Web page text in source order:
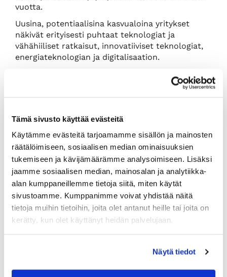
Tämä sivusto käyttää evästeitä
Käytämme evästeitä tarjoamamme sisällön ja mainosten
räätälöimiseen, sosiaalisen median ominaisuuksien
tukemiseen ja kävijämäärämme analysoimiseen. Lisäksi
jaamme sosiaalisen median, mainosalan ja analytiikka-
alan kumppaneillemme tietoja siitä, miten käytät
sivustoamme. Kumppanimme voivat yhdistää näitä
tietoja muihin tietoihin, joita olet antanut heille tai joita on
kerätty, kun olet käyttänyt heidän palvelujaan.
Näytä tiedot
vuotta.
Uusina, potentiaalisina kasvualoina yritykset
näkivät erityisesti puhtaat teknologiat ja
vähähiiliset ratkaisut, innovatiiviset teknologiat,
energiateknologian ja digitalisaation.
”Näiltä aloilta löytyy tulevaisuuden kasvua ja
edelleen niin heikentynyt kysyntä, taantuva
maailmantalous kuin kohonneet
kustannuksetkin. Nämä samat seikat ovat
heikentäneet vientiä koko kuluvan vuoden ajan.
Geopoliittinen epävarmuus
vaikuttaa kannattavuuteen
yrityksistä kertoo olevansa huolissaan